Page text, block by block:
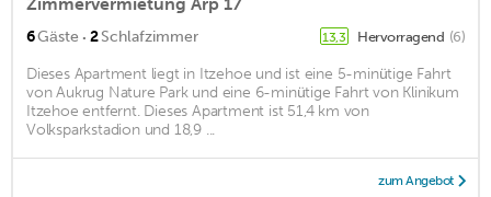
6Gäste · 2Schlafzimmer 13,3 Hervorragend (6)
Dieses Apartment liegt in Itzehoe und ist eine 5-minütige Fahrt
von Aukrug Nature Park und eine 6-minütige Fahrt von Klinikum
Itzehoe entfernt. Dieses Apartment ist 51,4 km von
Volksparkstadion und 18,9 ...
zum Angebot